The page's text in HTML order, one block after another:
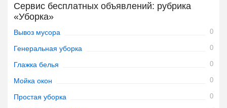
Сервис бесплатных объявлений: рубрика
«Уборка»
Вывоз мусора 0
Генеральная уборка 0
Глажка белья 0
Мойка окон 0
Простая уборка 0